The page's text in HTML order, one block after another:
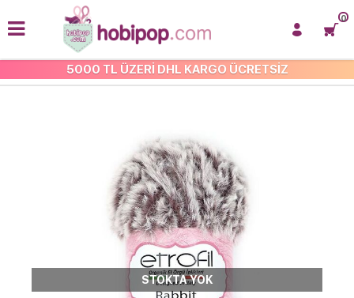
5000 TL ÜZERİ DHL KARGO ÜCRETSİZ
0
ETROFİL RABBİT KÜRK İP
STOKTA YOK